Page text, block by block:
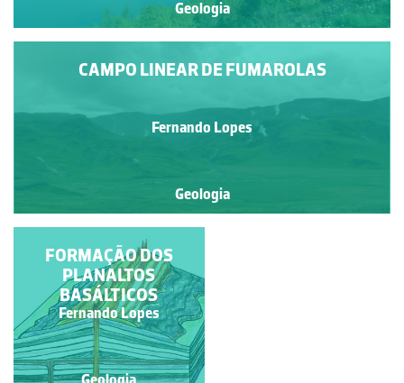
Geologia
CAMPO LINEAR DE FUMAROLAS
Fernando Lopes
Geologia
CANHÃO BASÁLTICO
Fernando Lopes
Geologia
FORMAÇÃO DOS
PLANALTOS
BASÁLTICOS
Fernando Lopes
Geologia